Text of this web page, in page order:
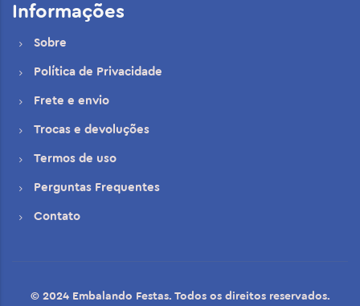
Informações
Sobre
Política de Privacidade
Frete e envio
Trocas e devoluções
Termos de uso
Perguntas Frequentes
Contato
© 2024 Embalando Festas. Todos os direitos reservados.